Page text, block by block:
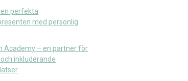
perfekta
med personlig
Academy – en partner för
inkluderande